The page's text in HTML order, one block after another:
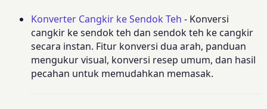
Konverter Cangkir ke Sendok Teh - Konversi
cangkir ke sendok teh dan sendok teh ke cangkir
secara instan. Fitur konversi dua arah, panduan
mengukur visual, konversi resep umum, dan hasil
pecahan untuk memudahkan memasak.